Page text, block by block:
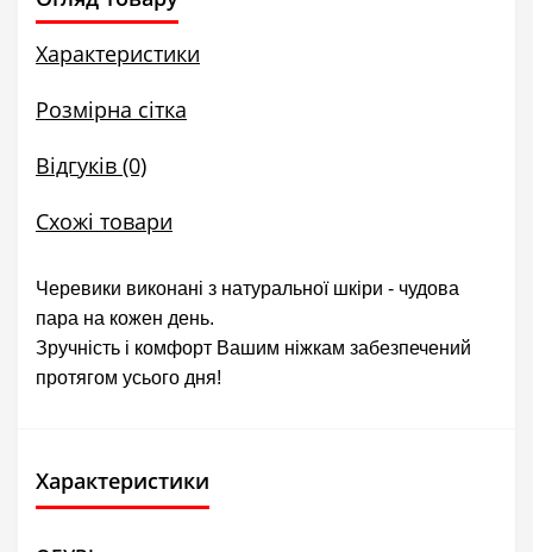
Характеристики
Розмірна сітка
Відгуків (0)
Схожі товари
Черевики виконані з натуральної шкіри - чудова
пара на кожен день.
Зручність і комфорт Вашим ніжкам забезпечений
протягом усього дня!
Характеристики